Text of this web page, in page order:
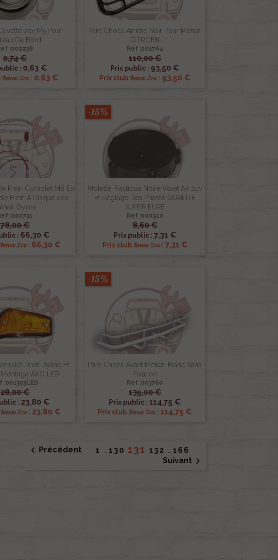
2cv M5 Pour
De Bord
:002238
0,74 €
: 0,63 €
Renov 2cv : 0,63 €
rapide
Pare Chocs Arrière Noir Pour Méhari
CITROEN
Ref :001764
110,00 €
Prix public : 93,50 €
Prix club Renov 2cv : 93,50 €
 Aperçu rapide
Frein Complet M8 En
Frein À Disque 2cv
Dyane
:000731
78,00 €
: 66,30 €
Renov 2cv : 66,30 €
rapide
Molette Plastique Noire Volet Air 2cv
Et Réglage Des Phares QUALITE
SUPERIEURE
Ref :000510
8,60 €
Prix public : 7,31 €
Prix club Renov 2cv: 7,31 €
-15%
 Aperçu rapide
Droit Dyane Et
AXO LED
:001303LED
28,00 €
: 23,80 €
Renov 2cv: 23,80 €
rapide
Pare Chocs Avant Méhari Blanc Sans
Fixation
Ref :003760
135,00 €
Prix public :114,75 €
Prix club Renov 2cv :114,75 €
-15%
 Aperçu rapide
 Précédent 1 … 130 131 132 … 166
Suivant